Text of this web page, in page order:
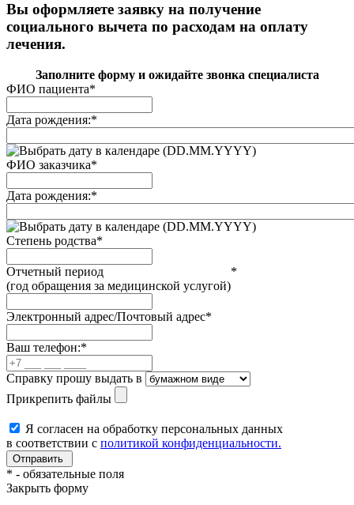
Вы оформляете заявку на получение
социального вычета по расходам на оплату
лечения.
Заполните форму и ожидайте звонка специалиста
ФИО пациента*
Дата рождения:*
(DD.MM.YYYY)
ФИО заказчика*
Дата рождения:*
(DD.MM.YYYY)
Степень родства*
Отчетный период
(год обращения за медицинской услугой)
*
Электронный адрес/Почтовый адрес*
Ваш телефон:*
Справку прошу выдать в
Прикрепить файлы
Я согласен на обработку персональных данных
в соответствии с политикой конфиденциальности.
* - обязательные поля
Закрыть форму